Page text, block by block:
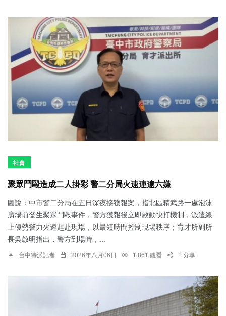
社會
聚眾鬥毆造成二人掛彩 警二分局火速連逮六嫌
圖說：中市警二分局在五日深夜接獲報案，指北區精武路一處泡沫
廣場前發生聚眾鬥毆事件，警方獲報後立即啟動快打機制，派遣線
上優勢警力火速趕赴現場，以最短時間控制現場秩序；育才所副所
長吳啟明指出，警方到場時，...
台中特派記者 2026年八月06日 1,861 觀看 1 分享